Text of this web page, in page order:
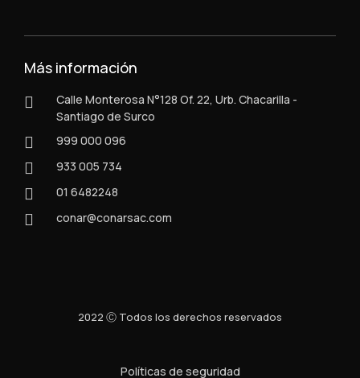
Más información
Calle Monterosa N°128 Of. 22, Urb. Chacarilla -
Santiago de Surco
999 000 096
933 005 734
01 6482248
conar@conarsac.com
2022 Ⓒ Todos los derechos reservados
Políticas de seguridad